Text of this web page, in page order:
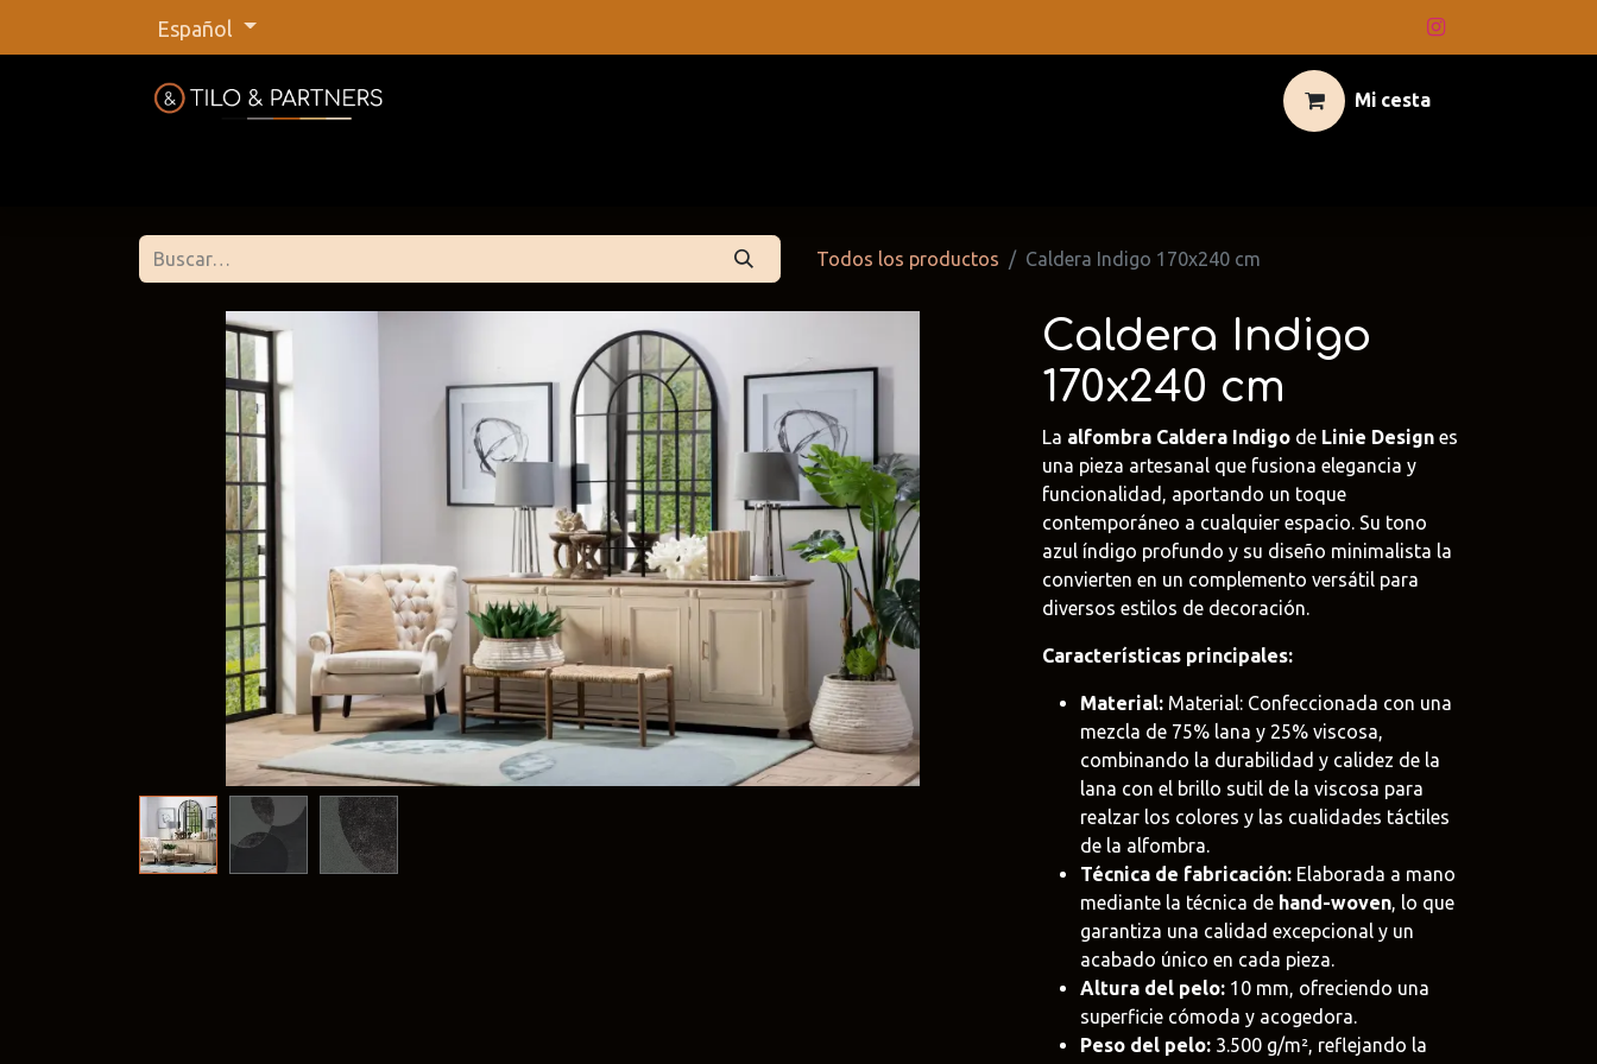
Español
Mi cesta
Todos los productos Caldera Indigo 170x240 cm
Caldera Indigo
170x240 cm
La alfombra Caldera Indigo de Linie Design es
una pieza artesanal que fusiona elegancia y
funcionalidad, aportando un toque
contemporáneo a cualquier espacio. Su tono
azul índigo profundo y su diseño minimalista la
convierten en un complemento versátil para
diversos estilos de decoración.
Características principales:
Material: Material: Confeccionada con una
mezcla de 75% lana y 25% viscosa,
combinando la durabilidad y calidez de la
lana con el brillo sutil de la viscosa para
realzar los colores y las cualidades táctiles
de la alfombra.
Técnica de fabricación: Elaborada a mano
mediante la técnica de hand-woven, lo que
garantiza una calidad excepcional y un
acabado único en cada pieza.
Altura del pelo: 10 mm, ofreciendo una
superficie cómoda y acogedora.
Peso del pelo: 3.500 g/m², reflejando la
@tiloandpartners
Cattelan Italia
@cattelan.uy
Franke
@franke.uy
Duravit
@tilobath
Fima Carlo Frattini
@fima.uruguay
Rubio Monocoat
Linie Design
@linie.uy
Pianca
@piancauy